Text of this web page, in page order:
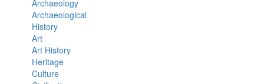
Archaeology
Archaeological
History
Art
Art History
Heritage
Culture